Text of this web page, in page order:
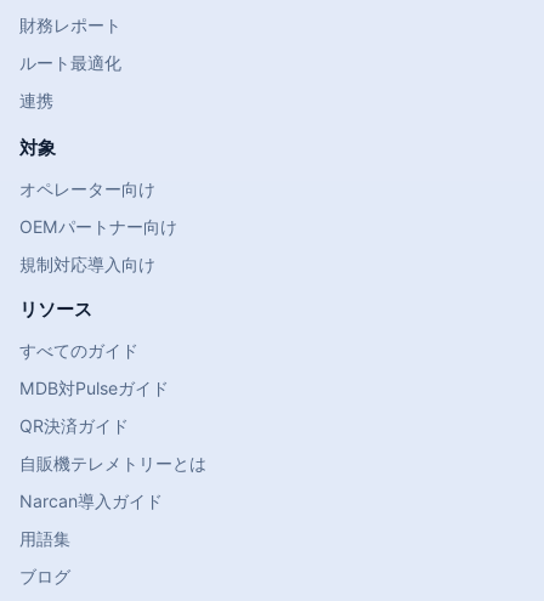
財務レポート
ルート最適化
連携
対象
オペレーター向け
OEMパートナー向け
規制対応導入向け
リソース
すべてのガイド
MDB対Pulseガイド
QR決済ガイド
自販機テレメトリーとは
Narcan導入ガイド
用語集
ブログ